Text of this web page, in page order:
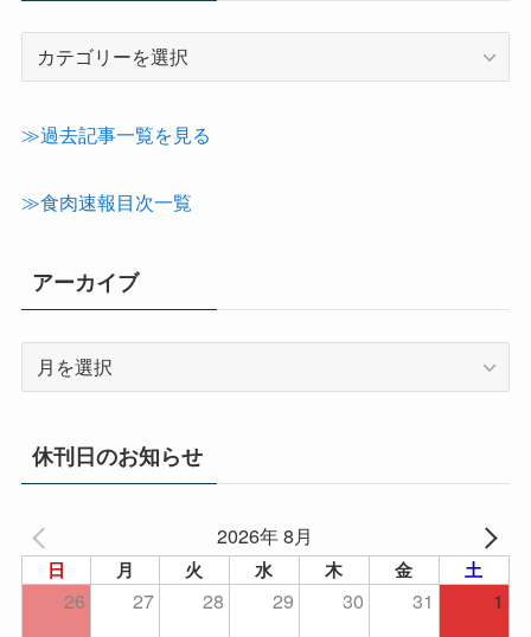
テ
≫過去記事一覧を見る
≫食肉速報目次一覧
アーカイブ
イ
ブ
休刊日のお知らせ
2026年 8月
日 月 火 水 木 金 土
26 27 28 29 30 31
1